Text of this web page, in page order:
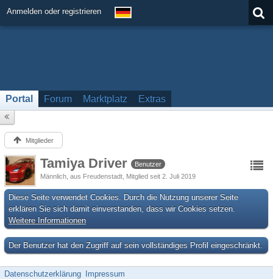
Anmelden oder registrieren
Portal Forum Marktplatz Extras
Mitglieder
Tamiya Driver
Benutzer
Männlich aus Freudenstadt Mitglied seit 2. Juli 2019
Diese Seite verwendet Cookies. Durch die Nutzung unserer Seite
erklären Sie sich damit einverstanden, dass wir Cookies setzen.
Weitere Informationen
Der Benutzer hat den Zugriff auf sein vollständiges Profil eingeschränkt.
Datenschutzerklärung Impressum